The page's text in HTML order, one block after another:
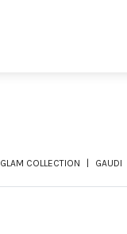
GLAM COLLECTION GAUDI